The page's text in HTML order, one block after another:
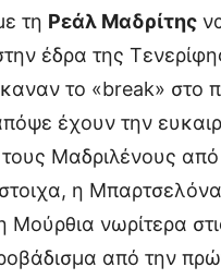
τη Ρεάλ Μαδρίτης
έδρα της
το «break» στο
έχουν την
Μαδριλένους
η Μπαρτσελόνα
Μούρθια νωρίτερα
από την